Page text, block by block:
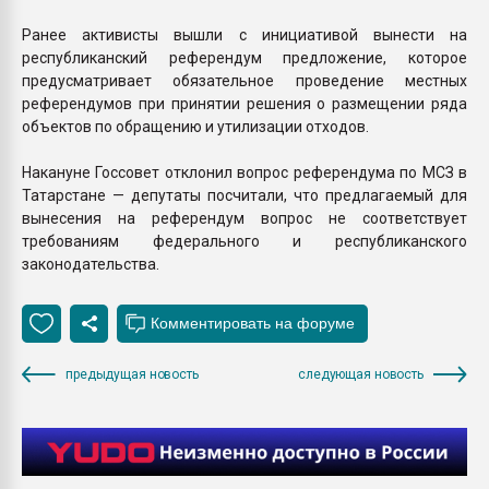
Ранее активисты вышли с инициативой вынести на
республиканский референдум предложение, которое
предусматривает обязательное проведение местных
референдумов при принятии решения о размещении ряда
объектов по обращению и утилизации отходов.
Накануне Госсовет отклонил вопрос референдума по МСЗ в
Татарстане — депутаты посчитали, что предлагаемый для
вынесения на референдум вопрос не соответствует
требованиям федерального и республиканского
законодательства.
предыдущая новость следующая новость